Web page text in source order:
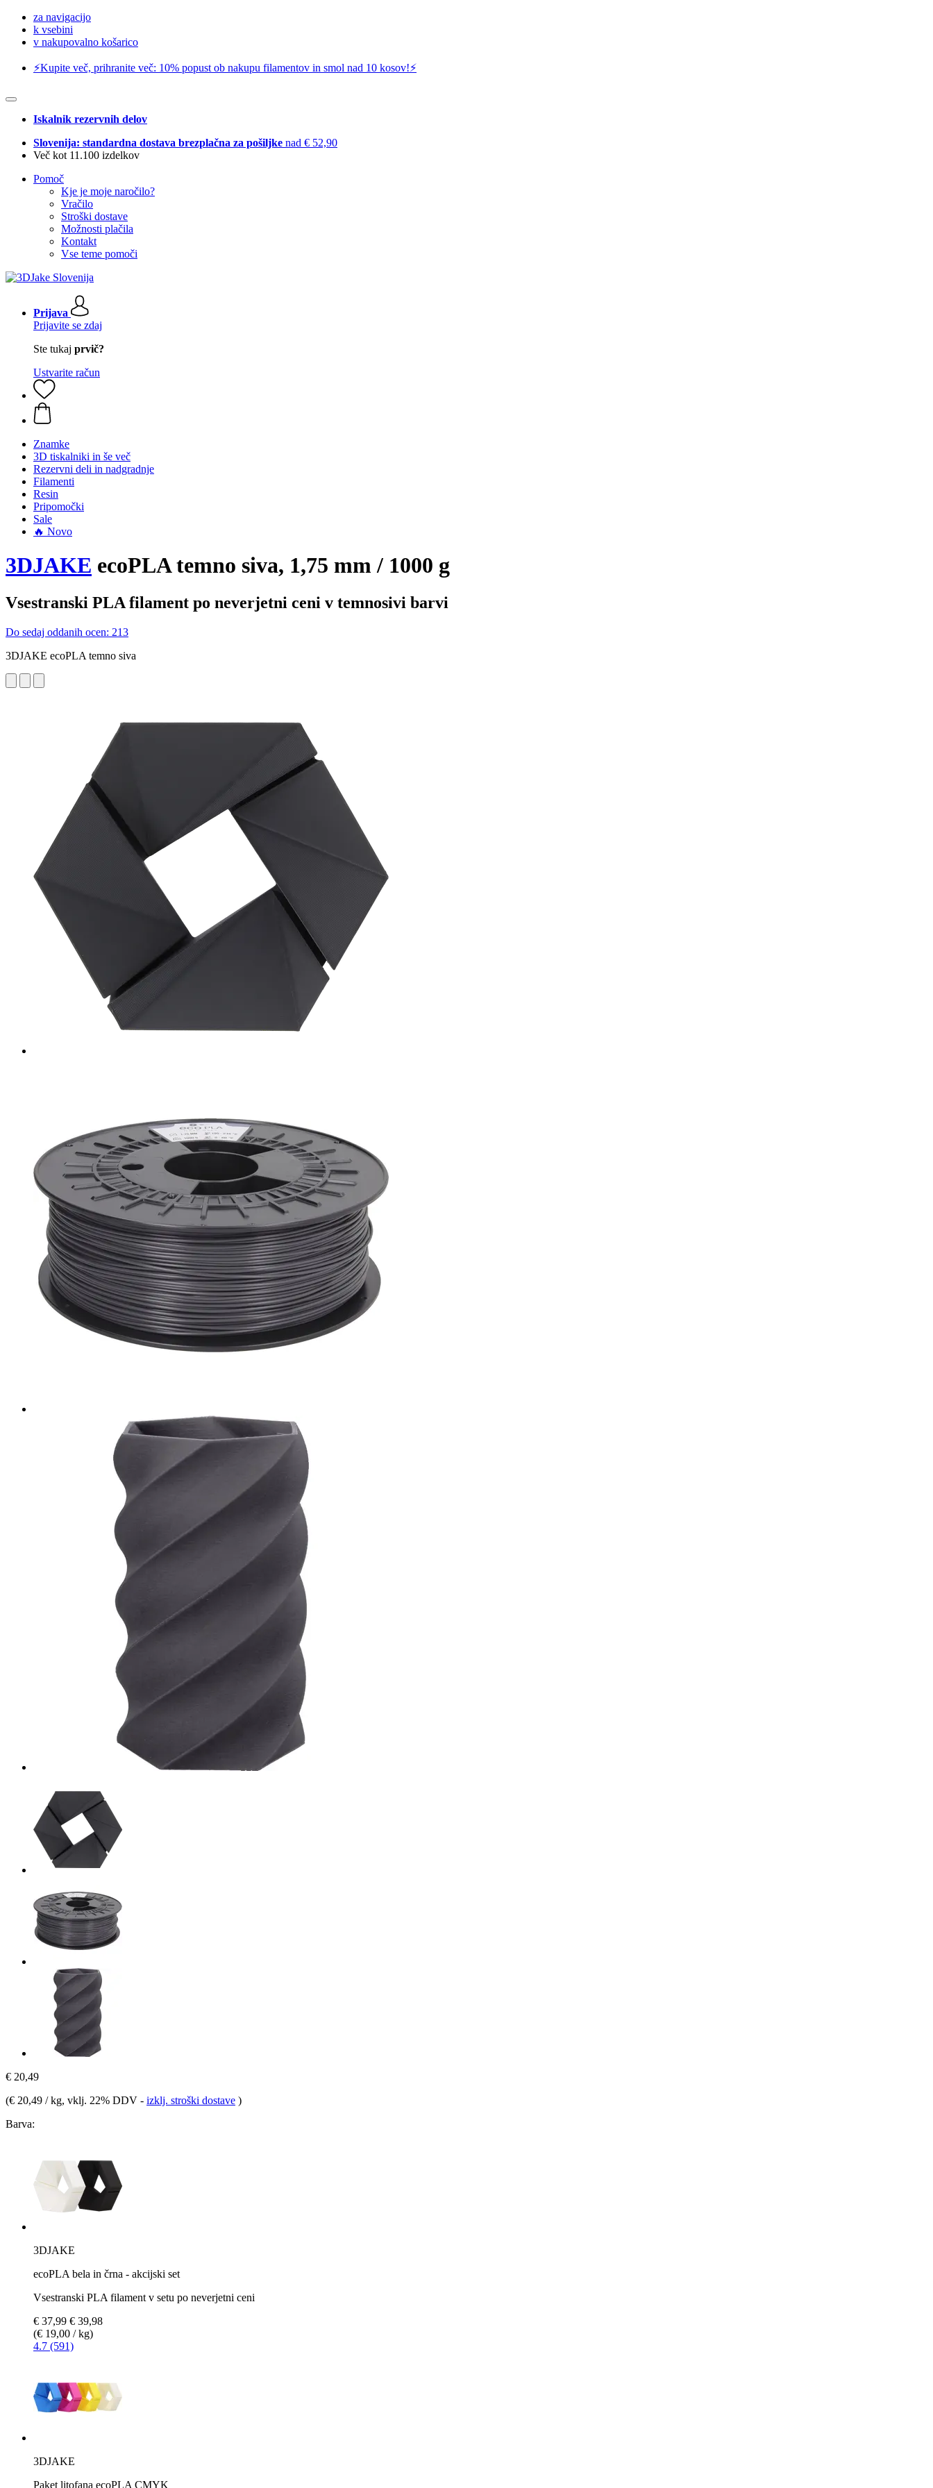
za navigacijo
k vsebini
v nakupovalno košarico
⚡️Kupite več, prihranite več: 10% popust ob nakupu filamentov in smol nad 10 kosov!⚡️
Iskalnik rezervnih delov
Slovenija: standardna dostava brezplačna za pošiljke nad € 52,90
Več kot 11.100 izdelkov
Pomoč
Kje je moje naročilo?
Vračilo
Stroški dostave
Možnosti plačila
Kontakt
Vse teme pomoči
Prijava
Prijavite se zdaj
Ste tukaj prvič?
Ustvarite račun
Znamke
3D tiskalniki in še več
Rezervni deli in nadgradnje
Filamenti
Resin
Pripomočki
Sale
🔥 Novo
3DJAKE ecoPLA temno siva, 1,75 mm / 1000 g
Vsestranski PLA filament po neverjetni ceni v temnosivi barvi
Do sedaj oddanih ocen: 213
3DJAKE ecoPLA temno siva
€ 20,49
(€ 20,49 / kg, vklj. 22% DDV - izklj. stroški dostave )
Barva:
3DJAKE
ecoPLA bela in črna - akcijski set
Vsestranski PLA filament v setu po neverjetni ceni
€ 37,99 € 39,98
(€ 19,00 / kg)
4.7 (591)
3DJAKE
Paket litofana ecoPLA CMYK